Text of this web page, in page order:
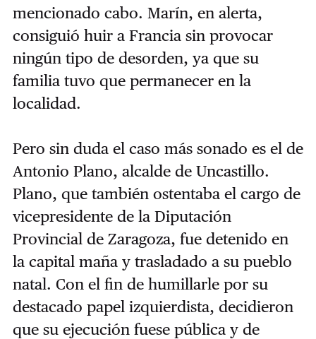
mencionado cabo. Marín, en alerta,
consiguió huir a Francia sin provocar
ningún tipo de desorden, ya que su
familia tuvo que permanecer en la
localidad.
Pero sin duda el caso más sonado es el de
Antonio Plano, alcalde de Uncastillo.
Plano, que también ostentaba el cargo de
vicepresidente de la Diputación
Provincial de Zaragoza, fue detenido en
la capital maña y trasladado a su pueblo
natal. Con el fin de humillarle por su
destacado papel izquierdista, decidieron
que su ejecución fuese pública y de